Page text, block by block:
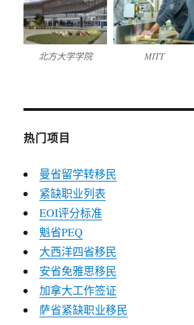
北方大学学院 MITT
热门项目
曼省留学转移民
紧缺职业列表
EOI评分标准
魁省PEQ
大西洋四省移民
安省免雅思移民
加拿大工作签证
萨省紧缺职业移民